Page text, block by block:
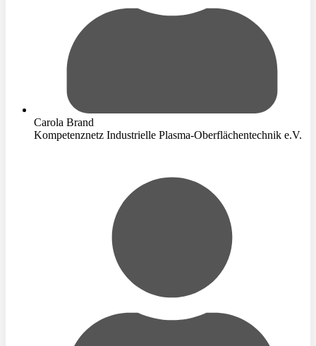
Carola Brand
Kompetenznetz Industrielle Plasma-Oberflächentechnik e.V.